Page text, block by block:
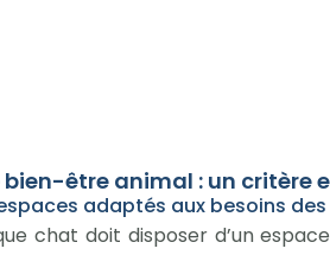
bien-être animal : un critère
adaptés aux besoins
chat doit disposer d’un